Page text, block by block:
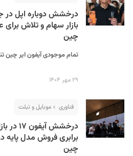
درخشش دوباره اپل در
بازار سهام و تلاش
چین
تمام موجودی آیفون ایر چین
۲۹ مهر ۱۴۰۴
فناوری موبایل و تبلت
درخشش
برابری فروش مدل پایه
چین